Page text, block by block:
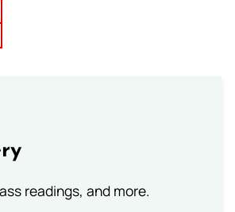
readings, and more.